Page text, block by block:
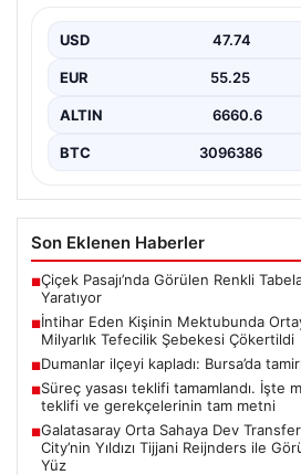
Elazığ'da, tefecilere borçlandığını
alan…
USD 47.74
EUR 55.25
ALTIN 6660.6
BTC 3096386
Son Eklenen Haberler
■Çiçek Pasajı’nda Görülen Renkli
Yaratıyor
■İntihar Eden Kişinin Mektubunda
Milyarlık Tefecilik Şebekesi Çökertildi
■Dumanlar ilçeyi kapladı: Bursa’da
■Süreç yasası teklifi tamamlandı. İşte
teklifi ve gerekçelerinin tam metni
■Galatasaray Orta Sahaya Dev
City’nin Yıldızı Tijjani Reijnders ile
Yüz